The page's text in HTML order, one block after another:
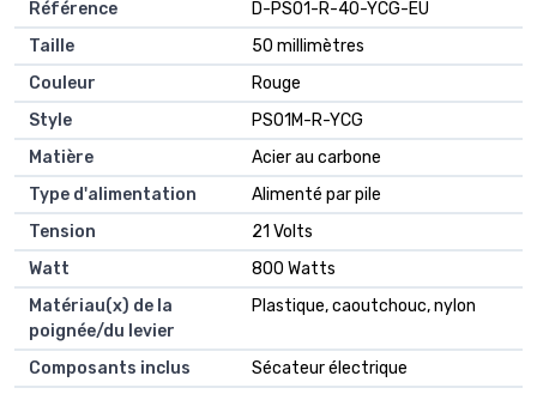
Référence
‎D-PS01-R-40-YCG-EU
Taille
‎50 millimètres
Couleur
‎Rouge
Style
‎PS01M-R-YCG
Matière
‎Acier au carbone
Type d'alimentation
‎Alimenté par pile
Tension
‎21 Volts
Watt
‎800 Watts
Matériau(x) de la
poignée/du levier
‎Plastique, caoutchouc, nylon
Composants inclus
‎Sécateur électrique